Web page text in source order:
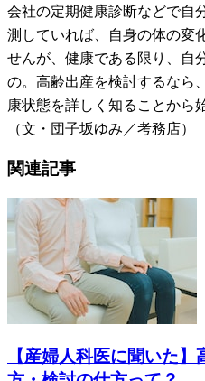
会社の定期健康診断などで自
測していれば、自身の体の変
せんが、健康である限り、自
の。高齢出産を検討するなら
康状態を詳しく知ることから
（文・団子坂ゆみ／考務店）
関連記事
【産婦人科医に聞いた